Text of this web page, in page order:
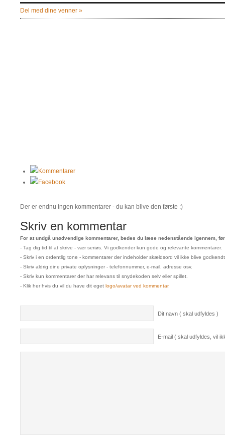
Del med dine venner »
Kommentarer
Facebook
Der er endnu ingen kommentarer - du kan blive den første :)
Skriv en kommentar
For at undgå unødvendige kommentarer, bedes du læse nedenstående igennem,
- Tag dig tid til at skrive - vær seriøs. Vi godkender kun gode og relevante kommentarer.
- Skriv i en ordentlig tone - kommentarer der indeholder skældsord vil ikke blive
- Skriv aldrig dine private oplysninger - telefonnummer, e-mail, adresse osv.
- Skriv kun kommentarer der har relevans til snydekoden selv eller spillet.
- Klik her hvis du vil du have dit eget logo/avatar ved kommentar.
Dit navn ( skal udfyldes )
E-mail ( skal udfyldes, vil